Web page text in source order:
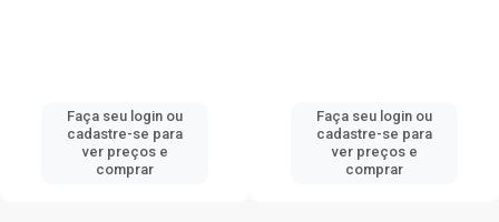
Faça seu login ou
cadastre-se para
ver preços e
comprar
Faça seu login ou
cadastre-se para
ver preços e
comprar